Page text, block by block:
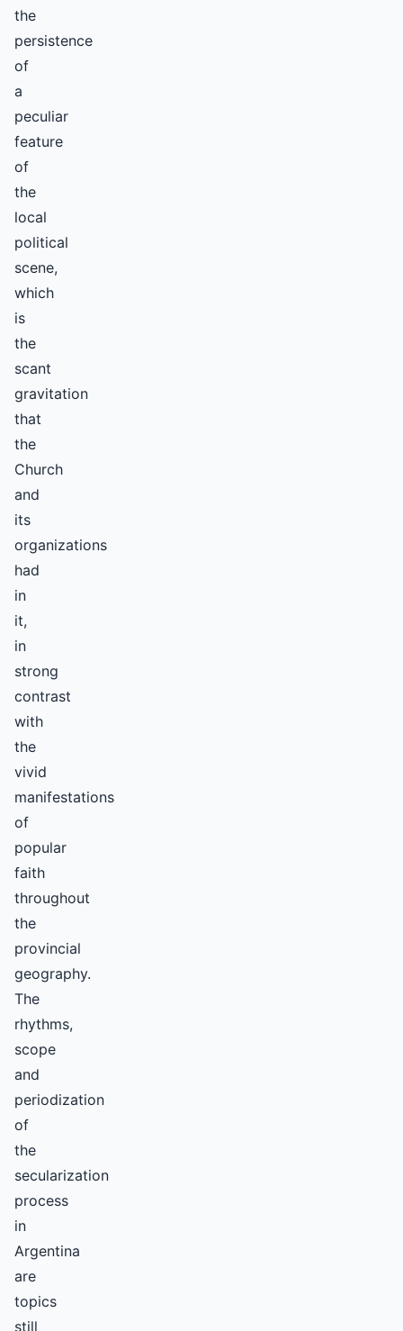
the
persistence
of
a
peculiar
feature
of
the
local
political
scene,
which
is
the
scant
gravitation
that
the
Church
and
its
organizations
had
in
it,
in
strong
contrast
with
the
vivid
manifestations
of
popular
faith
throughout
the
provincial
geography.
The
rhythms,
scope
and
periodization
of
the
secularization
process
in
Argentina
are
topics
still